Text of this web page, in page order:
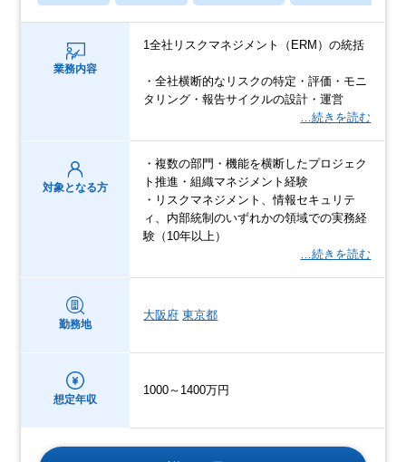
業務内容
1全社リスクマネジメント（ERM）の統括
・全社横断的なリスクの特定・評価・モニ
タリング・報告サイクルの設計・運営
…続きを読む
対象となる方
・複数の部門・機能を横断したプロジェク
ト推進・組織マネジメント経験
・リスクマネジメント、情報セキュリテ
ィ、内部統制のいずれかの領域での実務経
験（10年以上）
…続きを読む
勤務地
大阪府 東京都
想定年収
1000～1400万円